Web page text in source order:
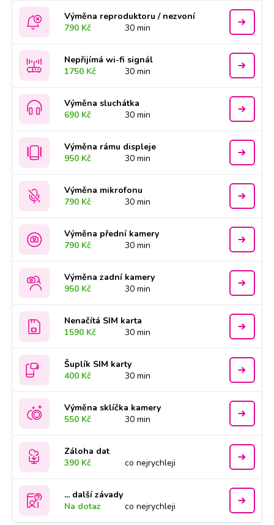
Výměna reproduktoru / nezvoní
790 Kč
30 min
Nepřijímá wi-fi signál
1750 Kč
30 min
Výměna sluchátka
690 Kč
30 min
Výměna rámu displeje
950 Kč
30 min
Výměna mikrofonu
790 Kč
30 min
Výměna přední kamery
790 Kč
30 min
Výměna zadní kamery
950 Kč
30 min
Nenačítá SIM karta
1590 Kč
30 min
Šuplík SIM karty
400 Kč
30 min
Výměna sklíčka kamery
550 Kč
30 min
Záloha dat
390 Kč
co nejrychleji
... další závady
Na dotaz
co nejrychleji